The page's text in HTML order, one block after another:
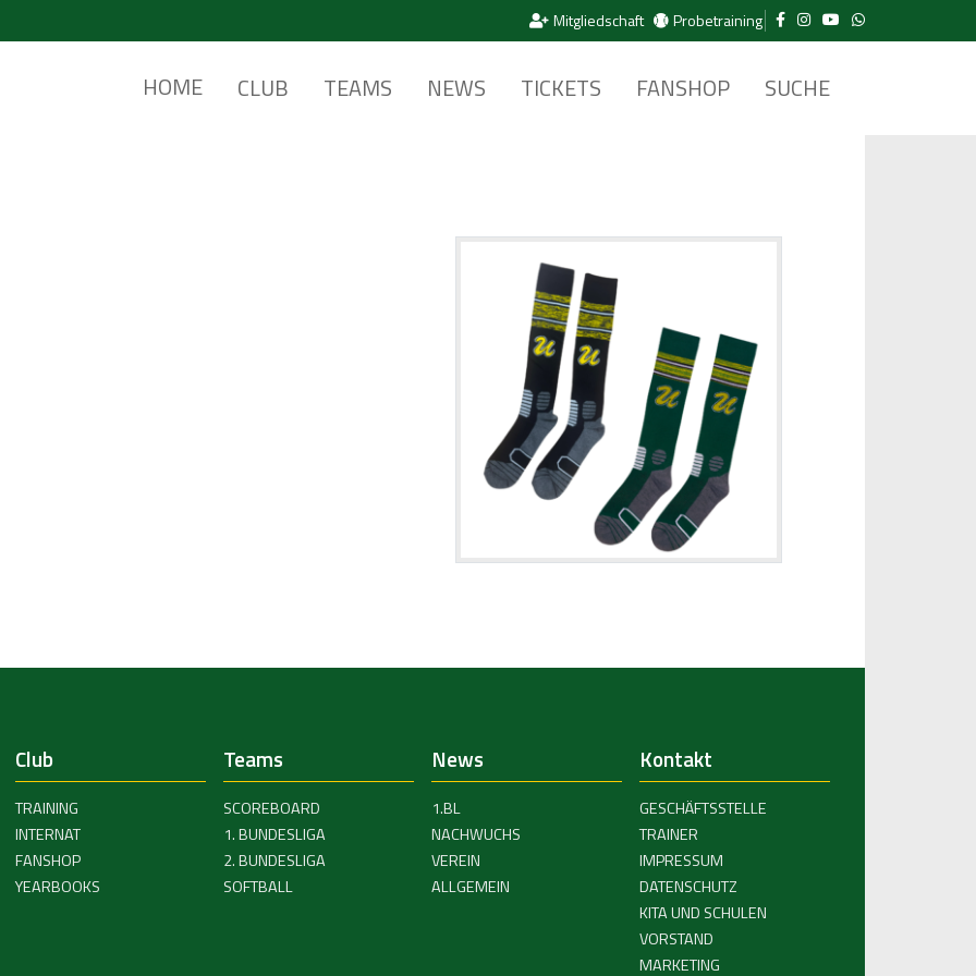
Mitgliedschaft Probetraining
HOME CLUB TEAMS NEWS TICKETS FANSHOP SUCHE
Club
TRAINING
INTERNAT
FANSHOP
YEARBOOKS
Teams
SCOREBOARD
1. BUNDESLIGA
2. BUNDESLIGA
SOFTBALL
News
1.BL
NACHWUCHS
VEREIN
ALLGEMEIN
Kontakt
GESCHÄFTSSTELLE
TRAINER
IMPRESSUM
DATENSCHUTZ
KITA UND SCHULEN
VORSTAND
MARKETING